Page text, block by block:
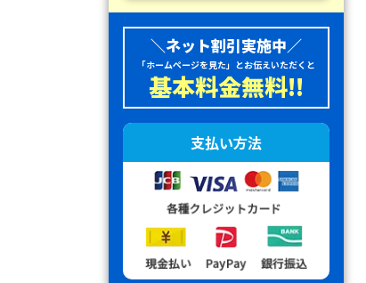
＼ネット割引実施中／
「ホームページを見た」とお伝えいただくと
基本料金無料!!
支払い方法